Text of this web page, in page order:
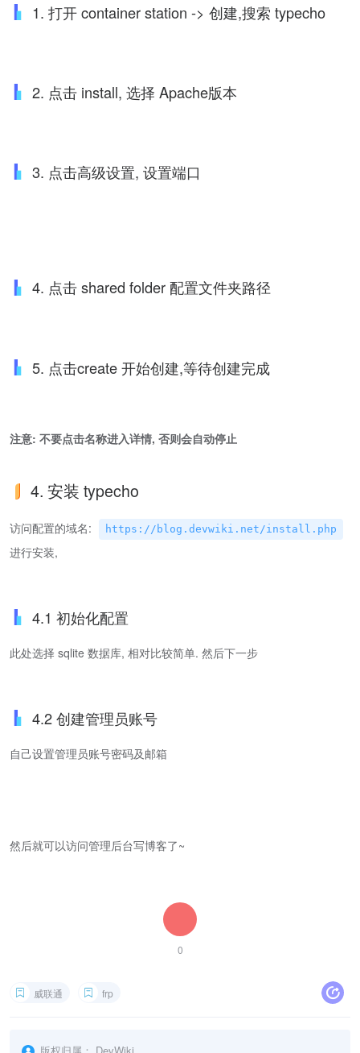
1. 打开 container station -> 创建,搜索 typecho
2. 点击 install, 选择 Apache版本
3. 点击高级设置, 设置端口
4. 点击 shared folder 配置文件夹路径
5. 点击create 开始创建,等待创建完成
注意: 不要点击名称进入详情, 否则会自动停止
4. 安装 typecho
访问配置的域名: https://blog.devwiki.net/install.php
进行安装,
4.1 初始化配置
此处选择 sqlite 数据库, 相对比较简单. 然后下一步
4.2 创建管理员账号
自己设置管理员账号密码及邮箱
然后就可以访问管理后台写博客了~
0
威联通 frp